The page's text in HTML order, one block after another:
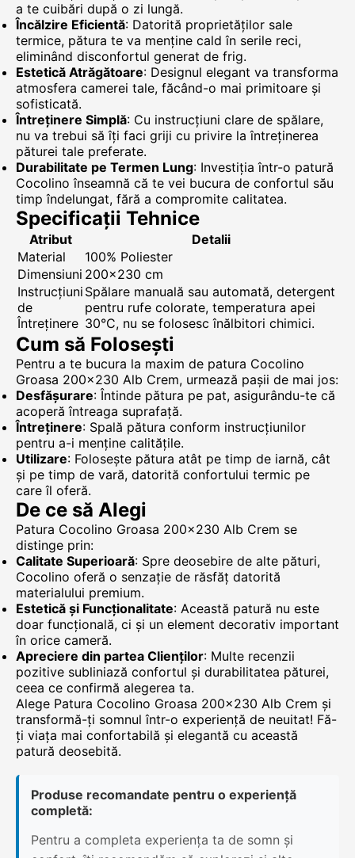
a te cuibări după o zi lungă.
Încălzire Eficientă: Datorită proprietăților sale
termice, pătura te va menține cald în serile reci,
eliminând disconfortul generat de frig.
Estetică Atrăgătoare: Designul elegant va transforma
atmosfera camerei tale, făcând-o mai primitoare și
sofisticată.
Întreținere Simplă: Cu instrucțiuni clare de spălare,
nu va trebui să îți faci griji cu privire la întreținerea
păturei tale preferate.
Durabilitate pe Termen Lung: Investiția într-o patură
Cocolino înseamnă că te vei bucura de confortul său
timp îndelungat, fără a compromite calitatea.
Specificații Tehnice
Atribut
Detalii
Material
100% Poliester
Dimensiuni 200x230 cm
Instrucțiuni
de
Întreținere
Spălare manuală sau automată, detergent
pentru rufe colorate, temperatura apei
30°C, nu se folosesc înălbitori chimici.
Cum să Folosești
Pentru a te bucura la maxim de patura Cocolino
Groasa 200x230 Alb Crem, urmează pașii de mai jos:
Desfășurare: Întinde pătura pe pat, asigurându-te că
acoperă întreaga suprafață.
Întreținere: Spală pătura conform instrucțiunilor
pentru a-i menține calitățile.
Utilizare: Folosește pătura atât pe timp de iarnă, cât
și pe timp de vară, datorită confortului termic pe
care îl oferă.
De ce să Alegi
Patura Cocolino Groasa 200x230 Alb Crem se
distinge prin:
Calitate Superioară: Spre deosebire de alte pături,
Cocolino oferă o senzație de răsfăț datorită
materialului premium.
Estetică și Funcționalitate: Această patură nu este
doar funcțională, ci și un element decorativ important
în orice cameră.
Apreciere din partea Clienților: Multe recenzii
pozitive subliniază confortul și durabilitatea păturei,
ceea ce confirmă alegerea ta.
Alege Patura Cocolino Groasa 200x230 Alb Crem și
transformă-ți somnul într-o experiență de neuitat! Fă-
ți viața mai confortabilă și elegantă cu această
patură deosebită.
Produse recomandate pentru o experiență
completă:
Pentru a completa experiența ta de somn și